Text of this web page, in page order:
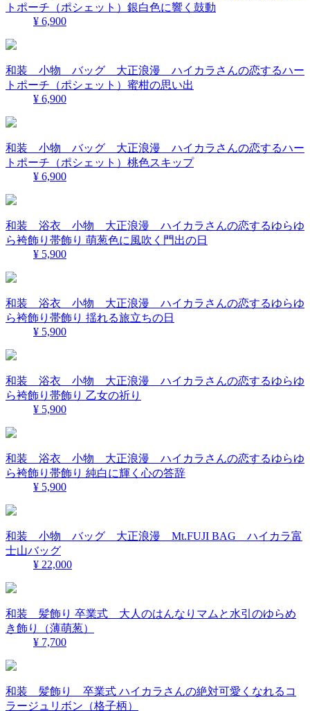
トポーチ（ポシェット）銀白色に響く鼓動
¥ 6,900
和装 小物 バッグ 大正浪漫 ハイカラさんの恋するハー
トポーチ（ポシェット）蜜柑の思い出
¥ 6,900
和装 小物 バッグ 大正浪漫 ハイカラさんの恋するハー
トポーチ（ポシェット）桃色スキップ
¥ 6,900
和装 浴衣 小物 大正浪漫 ハイカラさんの恋するゆらゆ
ら袴飾り帯飾り 萌葱色に風吹く門出の日
¥ 5,900
和装 浴衣 小物 大正浪漫 ハイカラさんの恋するゆらゆ
ら袴飾り帯飾り 揺れる旅立ちの日
¥ 5,900
和装 浴衣 小物 大正浪漫 ハイカラさんの恋するゆらゆ
ら袴飾り帯飾り 乙女の祈り
¥ 5,900
和装 浴衣 小物 大正浪漫 ハイカラさんの恋するゆらゆ
ら袴飾り帯飾り 純白に輝く心の答辞
¥ 5,900
和装 小物 バッグ 大正浪漫 Mt.FUJI BAG ハイカラ富
士山バッグ
¥ 22,000
和装 髪飾り 卒業式 大人のはんなりマムと水引のゆらめ
き飾り（薄萌葱）
¥ 7,700
和装 髪飾り 卒業式 ハイカラさんの絶対可愛くなれるコ
ラージュリボン（格子柄）